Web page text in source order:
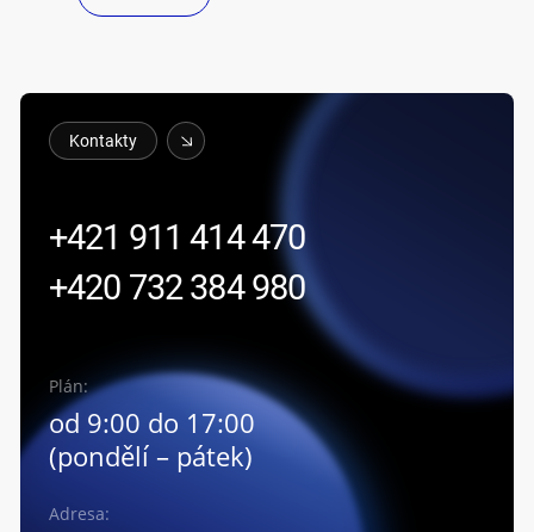
Poslat
Kontakty
+421 911 414 470
+420 732 384 980
Plán:
od 9:00 do 17:00
(pondělí – pátek)
Adresa: